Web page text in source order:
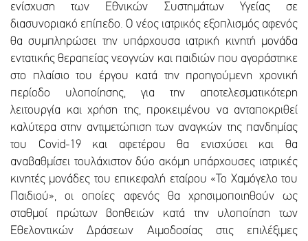
ενίσχυση των Εθνικών Συστημάτων Υγείας σε
διασυνοριακό επίπεδο. Ο νέος ιατρικός εξοπλισμός αφενός
θα συμπληρώσει την υπάρχουσα ιατρική κινητή μονάδα
εντατικής θεραπείας νεογνών και παιδιών που αγοράστηκε
στο πλαίσιο του έργου κατά την προηγούμενη χρονική
περίοδο υλοποίησης, για την αποτελεσματικότερη
λειτουργία και χρήση της, προκειμένου να ανταποκριθεί
καλύτερα στην αντιμετώπιση των αναγκών της πανδημίας
του Covid-19 και αφετέρου θα ενισχύσει και θα
αναβαθμίσει τουλάχιστον δύο ακόμη υπάρχουσες ιατρικές
κινητές μονάδες του επικεφαλή εταίρου «Το Χαμόγελο του
Παιδιού», οι οποίες αφενός θα χρησιμοποιηθούν ως
σταθμοί πρώτων βοηθειών κατά την υλοποίηση των
Εθελοντικών Δράσεων Αιμοδοσίας στις επιλέξιμες